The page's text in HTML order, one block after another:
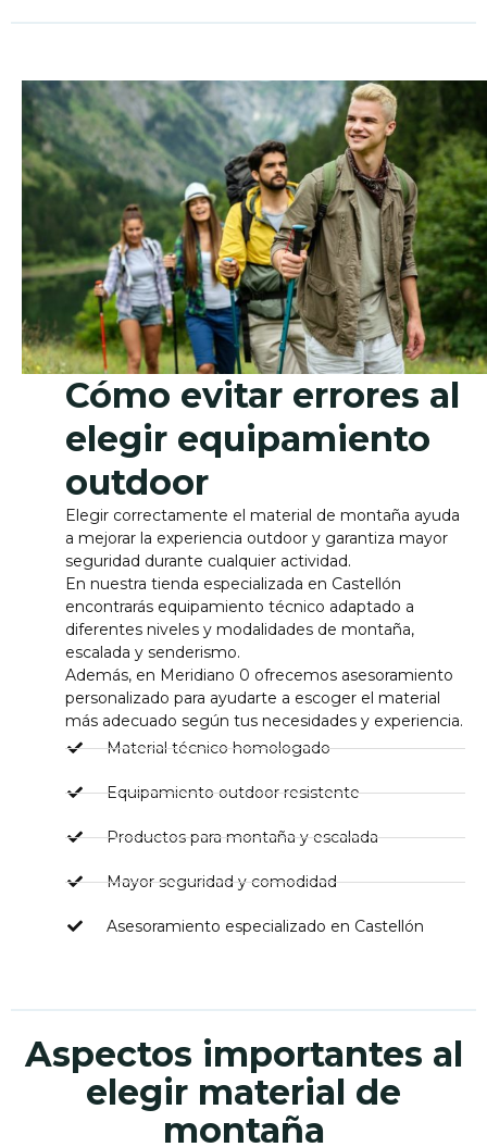
Cómo evitar errores al
elegir equipamiento
outdoor
Elegir correctamente el material de montaña ayuda
a mejorar la experiencia outdoor y garantiza mayor
seguridad durante cualquier actividad.
En nuestra tienda especializada en Castellón
encontrarás equipamiento técnico adaptado a
diferentes niveles y modalidades de montaña,
escalada y senderismo.
Además, en Meridiano 0 ofrecemos asesoramiento
personalizado para ayudarte a escoger el material
más adecuado según tus necesidades y experiencia.
Material técnico homologado
Equipamiento outdoor resistente
Productos para montaña y escalada
Mayor seguridad y comodidad
Asesoramiento especializado en Castellón
Aspectos importantes al
elegir material de
montaña